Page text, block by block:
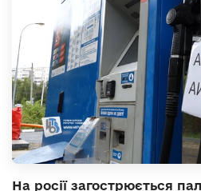
На росії загострюється